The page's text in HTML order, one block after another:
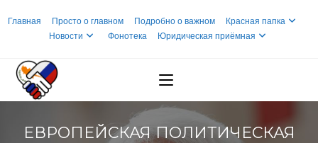
Главная Просто о главном Подробно о важном
Красная папка
Новости
Фонотека Юридическая приёмная
ЕВРОПЕЙСКАЯ ПОЛИТИЧЕСКАЯ